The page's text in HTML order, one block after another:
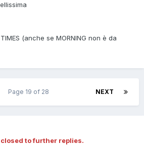
(anche se MORNING non è da
NEXT
Page 19 of 28
to further replies.